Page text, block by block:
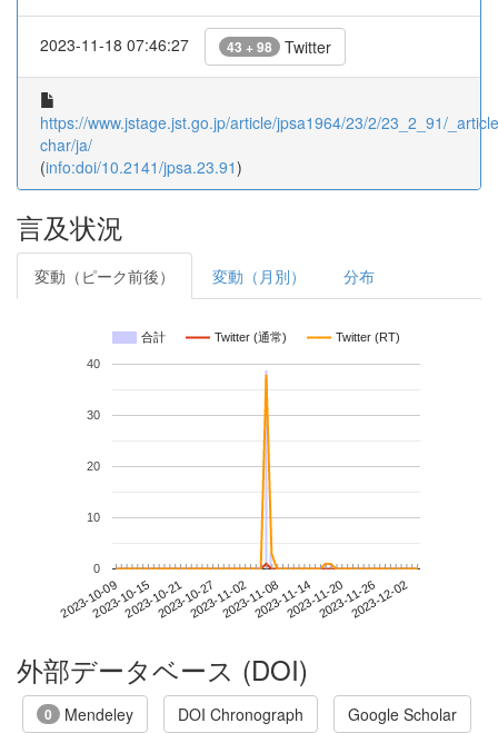
2023-11-18 07:46:27 43 + 98 Twitter
https://www.jstage.jst.go.jp/article/jpsa1964/23/2/23_2_91/
char/ja/
(info:doi/10.2141/jpsa.23.91)
言及状況
変動（ピーク前後） 変動（月別） 分布
合計 Twitter (通常) Twitter (RT)
2023-10-092023-10-152023-10-212023-10-272023-11-022023-11-082023-11-142023-11-202023-11-262023-12-02
0
10
20
30
40
外部データベース (DOI)
0 Mendeley DOI Chronograph Google Scholar